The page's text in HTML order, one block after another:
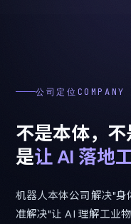
公司定位
不是本体， 不
是让AI 落地
机器人本体公司解决"
准解决"让 AI 理解工业